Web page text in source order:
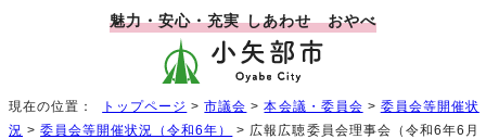
魅力・安心・充実 しあわせ おやべ
現在の位置： トップページ >市議会 >本会議・委員会 > 委員会等開催状
況 >委員会等開催状況（令和6年）
> 広報広聴委員会理事会（令和6年6月